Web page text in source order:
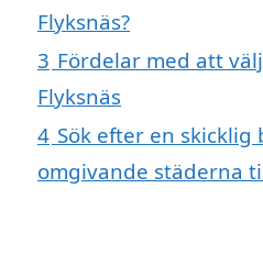
Flyksnäs?
3 Fördelar med att
Flyksnäs
4 Sök efter en
omgivande städerna